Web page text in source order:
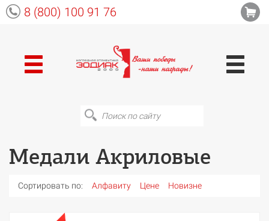
8 (800) 100 91 76
Медали Акриловые
Сортировать по: Алфавиту Цене Новизне